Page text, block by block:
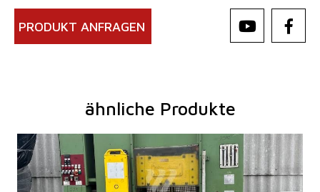
PRODUKT ANFRAGEN
ähnliche Produkte
Baujahr:
1978
Presskraft
63 t
Die Abmessungen des Desktop620x500 mm
Hauptmotorleistung
22 kW